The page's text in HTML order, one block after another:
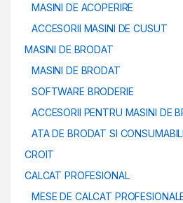
MASINI DE ACOPERIRE
ACCESORII MASINI DE CUSUT
MASINI DE BRODAT
MASINI DE BRODAT
SOFTWARE BRODERIE
ACCESORII PENTRU MASINI DE
ATA DE BRODAT SI
CROIT
CALCAT PROFESIONAL
MESE DE CALCAT